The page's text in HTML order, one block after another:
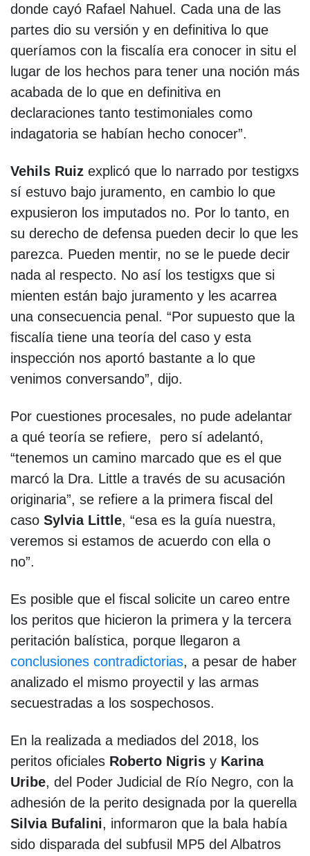
donde cayó Rafael Nahuel. Cada una de las
partes dio su versión y en definitiva lo que
queríamos con la fiscalía era conocer in situ el
lugar de los hechos para tener una noción más
acabada de lo que en definitiva en
declaraciones tanto testimoniales como
indagatoria se habían hecho conocer”.
Vehils Ruiz explicó que lo narrado por testigxs
sí estuvo bajo juramento, en cambio lo que
expusieron los imputados no. Por lo tanto, en
su derecho de defensa pueden decir lo que les
parezca. Pueden mentir, no se le puede decir
nada al respecto. No así los testigxs que si
mienten están bajo juramento y les acarrea
una consecuencia penal. “Por supuesto que la
fiscalía tiene una teoría del caso y esta
inspección nos aportó bastante a lo que
venimos conversando”, dijo.
Por cuestiones procesales, no pude adelantar
a qué teoría se refiere, pero sí adelantó,
“tenemos un camino marcado que es el que
marcó la Dra. Little a través de su acusación
originaria”, se refiere a la primera fiscal del
caso Sylvia Little, “esa es la guía nuestra,
veremos si estamos de acuerdo con ella o
no”.
Es posible que el fiscal solicite un careo entre
los peritos que hicieron la primera y la tercera
peritación balística, porque llegaron a
conclusiones contradictorias, a pesar de haber
analizado el mismo proyectil y las armas
secuestradas a los sospechosos.
En la realizada a mediados del 2018, los
peritos oficiales Roberto Nigris y Karina
Uribe, del Poder Judicial de Río Negro, con la
adhesión de la perito designada por la querella
Silvia Bufalini, informaron que la bala había
sido disparada del subfusil MP5 del Albatros